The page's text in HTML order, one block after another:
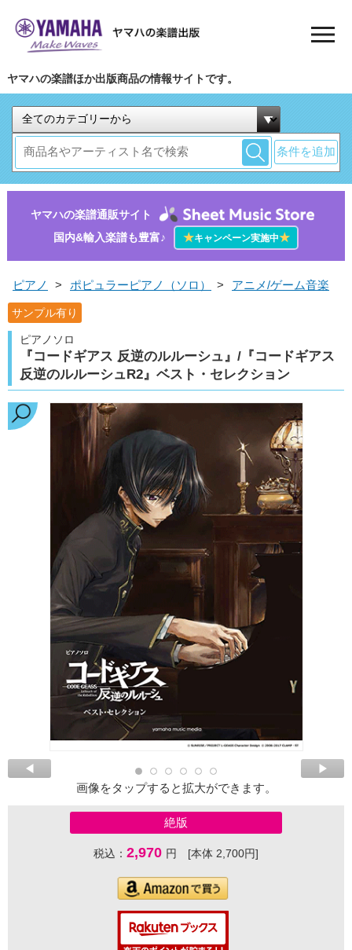
ヤマハの楽譜ほか出版商品の情報サイトです。
条件を追加
ヤマハの楽譜通販サイト
国内&輸入楽譜も豊富♪
★キャンペーン実施中★
ピアノ > ポピュラーピアノ（ソロ） > アニメ/ゲーム音楽
サンプル有り
ピアノソロ
『コードギアス 反逆のルルーシュ』/『コードギアス
反逆のルルーシュR2』ベスト・セレクション
画像をタップすると拡大ができます。
絶版
税込： 2,970 円 [本体 2,700円]